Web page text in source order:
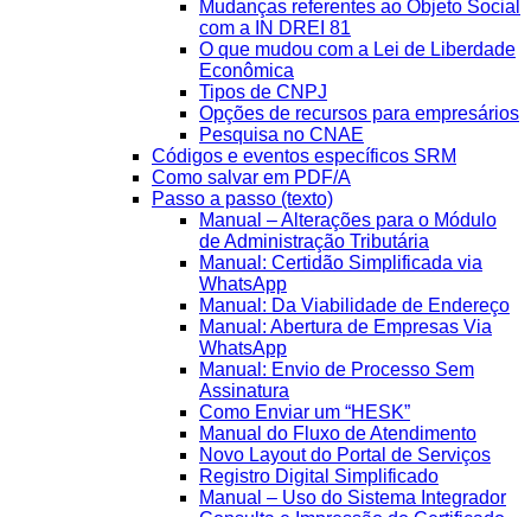
Mudanças referentes ao Objeto Social
com a IN DREI 81
O que mudou com a Lei de Liberdade
Econômica
Tipos de CNPJ
Opções de recursos para empresários
Pesquisa no CNAE
Códigos e eventos específicos SRM
Como salvar em PDF/A
Passo a passo (texto)
Manual – Alterações para o Módulo
de Administração Tributária
Manual: Certidão Simplificada via
WhatsApp
Manual: Da Viabilidade de Endereço
Manual: Abertura de Empresas Via
WhatsApp
Manual: Envio de Processo Sem
Assinatura
Como Enviar um “HESK”
Manual do Fluxo de Atendimento
Novo Layout do Portal de Serviços
Registro Digital Simplificado
Manual – Uso do Sistema Integrador